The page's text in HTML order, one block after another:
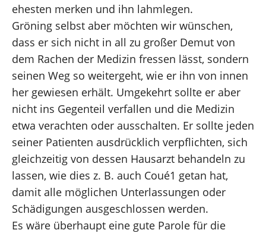
ehesten merken und ihn lahmlegen.
Gröning selbst aber möchten wir wünschen,
dass er sich nicht in all zu großer Demut von
dem Rachen der Medizin fressen lässt, sondern
seinen Weg so weitergeht, wie er ihn von innen
her gewiesen erhält. Umgekehrt sollte er aber
nicht ins Gegenteil verfallen und die Medizin
etwa verachten oder ausschalten. Er sollte jeden
seiner Patienten ausdrücklich verpflichten, sich
gleichzeitig von dessen Hausarzt behandeln zu
lassen, wie dies z. B. auch Coué1 getan hat,
damit alle möglichen Unterlassungen oder
Schädigungen ausgeschlossen werden.
Es wäre überhaupt eine gute Parole für die